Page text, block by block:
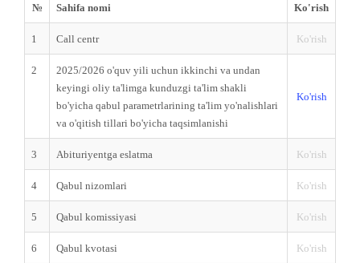
№ Sahifa nomi Ko'rish
1 Call centr Ko'rish
2
2025/2026 o'quv yili uchun ikkinchi va undan
keyingi oliy ta'limga kunduzgi ta'lim shakli
bo'yicha qabul parametrlarining ta'lim yo'nalishlari
va o'qitish tillari bo'yicha taqsimlanishi
Ko'rish
3 Abituriyentga eslatma Ko'rish
4 Qabul nizomlari Ko'rish
5 Qabul komissiyasi Ko'rish
6 Qabul kvotasi Ko'rish